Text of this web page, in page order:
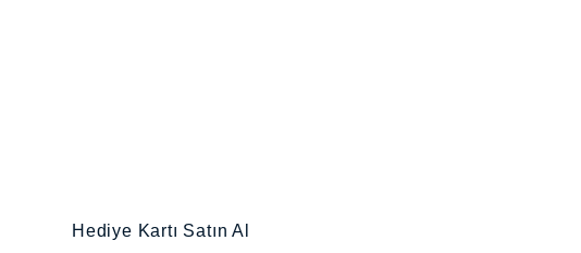
Hediye Kartı Satın Al